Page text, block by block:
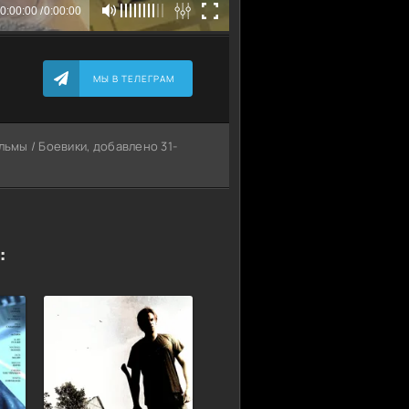
МЫ В ТЕЛЕГРАМ
/ Боевики, добавлено 31-